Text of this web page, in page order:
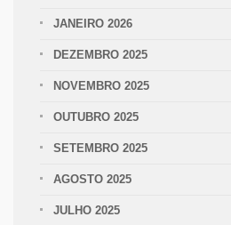
JANEIRO 2026
DEZEMBRO 2025
NOVEMBRO 2025
OUTUBRO 2025
SETEMBRO 2025
AGOSTO 2025
JULHO 2025